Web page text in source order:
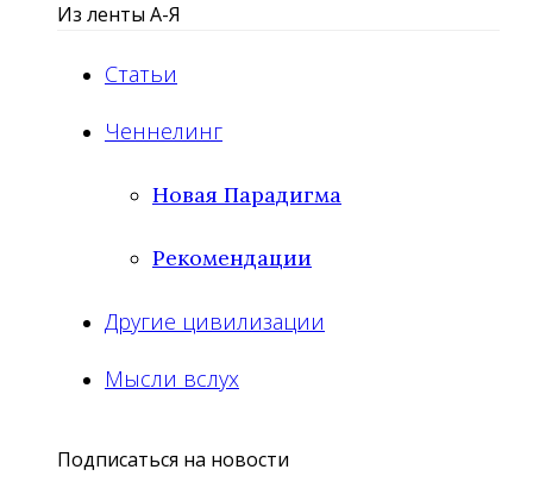
Из ленты А-Я
Статьи
Ченнелинг
Новая Парадигма
Рекомендации
Другие цивилизации
Мысли вслух
Подписаться на новости